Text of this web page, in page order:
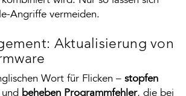
Angriffe vermeiden.
Aktualisierung von
Wort für Flicken –stopfen